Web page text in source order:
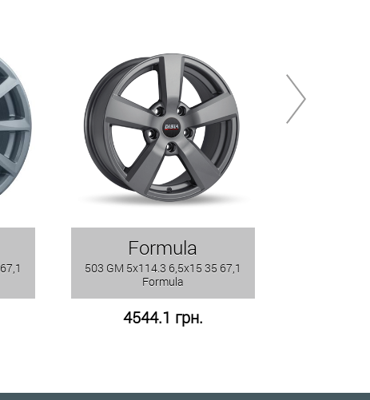
Formula
503 GM 5x114.3 6,5x15 35 67,1
Formula
4544.1 грн.